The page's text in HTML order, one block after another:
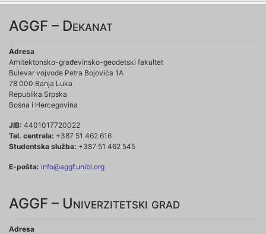
AGGF – Dekanat
Adresa
Arhitektonsko-građevinsko-geodetski fakultet
Bulevar vojvode Petra Bojovića 1A
78 000 Banja Luka
Republika Srpska
Bosna i Hercegovina
JIB: 4401017720022
Tel. centrala: +387 51 462 616
Studentska služba: +387 51 462 545
E-pošta: info@aggf.unibl.org
AGGF – Univerzitetski grad
Adresa